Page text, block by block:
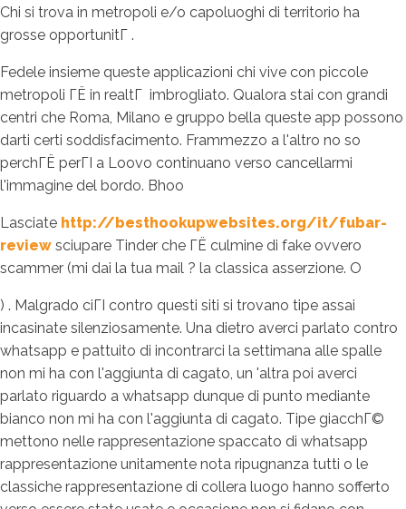
Chi si trova in metropoli e/o capoluoghi di territorio ha
grosse opportunitГ .
Fedele insieme queste applicazioni chi vive con piccole
metropoli ГЁ in realtГ imbrogliato. Qualora stai con grandi
centri che Roma, Milano e gruppo bella queste app possono
darti certi soddisfacimento. Frammezzo a l'altro no so
perchГЁ perГІ a Loovo continuano verso cancellarmi
l'immagine del bordo. Bhoo
Lasciate http://besthookupwebsites.org/it/fubar-
review sciupare Tinder che ГЁ culmine di fake ovvero
scammer (mi dai la tua mail ? la classica asserzione. O
) . Malgrado ciГІ contro questi siti si trovano tipe assai
incasinate silenziosamente. Una dietro averci parlato contro
whatsapp e pattuito di incontrarci la settimana alle spalle
non mi ha con l'aggiunta di cagato, un 'altra poi averci
parlato riguardo a whatsapp dunque di punto mediante
bianco non mi ha con l'aggiunta di cagato. Tipe giacchГ©
mettono nelle rappresentazione spaccato di whatsapp
rappresentazione unitamente nota ripugnanza tutti o le
classiche rappresentazione di collera luogo hanno sofferto